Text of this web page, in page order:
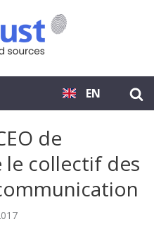
EN
de
collectif des